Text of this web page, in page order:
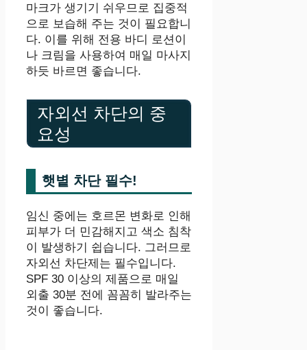
마크가 생기기 쉬우므로 집중적
으로 보습해 주는 것이 필요합니
다. 이를 위해 전용 바디 로션이
나 크림을 사용하여 매일 마사지
하듯 바르면 좋습니다.
자외선 차단의 중
요성
햇볕 차단 필수!
임신 중에는 호르몬 변화로 인해
피부가 더 민감해지고 색소 침착
이 발생하기 쉽습니다. 그러므로
자외선 차단제는 필수입니다.
SPF 30 이상의 제품으로 매일
외출 30분 전에 꼼꼼히 발라주는
것이 좋습니다.